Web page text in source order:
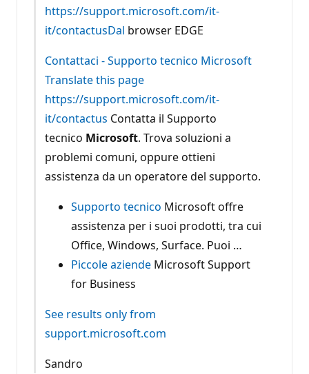
https://support.microsoft.com/it-
it/contactusDal browser EDGE
Contattaci - Supporto tecnico Microsoft
Translate this page
https://support.microsoft.com/it-
it/contactus Contatta il Supporto
tecnico Microsoft. Trova soluzioni a
problemi comuni, oppure ottieni
assistenza da un operatore del supporto.
Supporto tecnico Microsoft offre
assistenza per i suoi prodotti, tra cui
Office, Windows, Surface. Puoi …
Piccole aziendeMicrosoft Support
for Business
See results only from
support.microsoft.com
Sandro